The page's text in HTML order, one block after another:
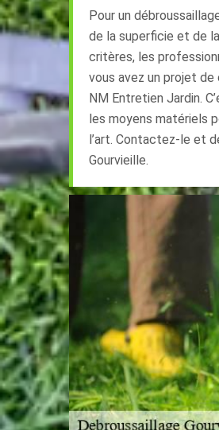
Pour un
de la superficie et de
critères, les
vous avez un projet de
NM Entretien Jardin.
les moyens matériels
l’art. Contactez-le et
Gourvieille.